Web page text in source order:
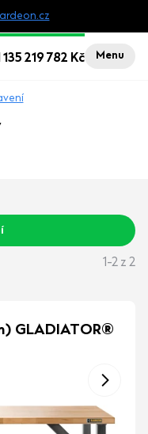
Menu
135 219 782 Kč
1-2 z 2
GLADIATOR®